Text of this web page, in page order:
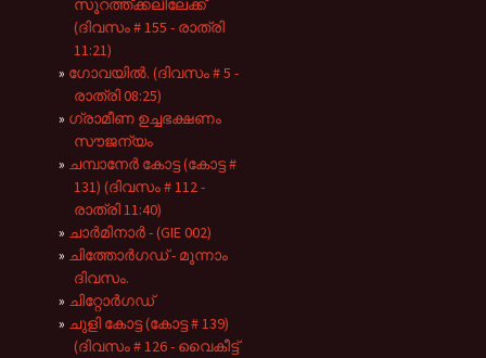
സൂറത്ത്ക്കലിലേക്ക്
(ദിവസം # 155 - രാത്രി
11:21)
ഗോവയിൽ. (ദിവസം # 5 -
രാത്രി 08:25)
ഗ്രാമീണ ഉച്ചഭക്ഷണം
സൗജന്യം
ചമ്പാനേർ കോട്ട (കോട്ട #
131) (ദിവസം # 112 -
രാത്രി 11:40)
ചാർമിനാർ - (GIE 002)
ചിത്തോർഗഡ് - മൂന്നാം
ദിവസം.
ചിറ്റോർഗഡ്
ചുളി കോട്ട (കോട്ട # 139)
(ദിവസം # 126 - വൈകീട്ട്